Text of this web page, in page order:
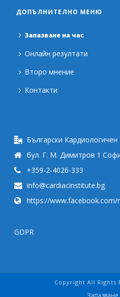
ДОПЪЛНИТЕЛНО МЕНЮ
Запазване на час
Онлайн резултати
Второ мнение
Контакти
Български Кардиологичен
бул. Г. М. Димитров 1
+359-2-4026-333
info@cardiacinstitute.bg
https://www.facebook.com/
GDPR
Copyright All Rights